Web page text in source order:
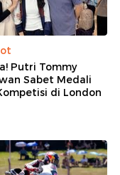
Putri Tommy
Sabet Medali
di London